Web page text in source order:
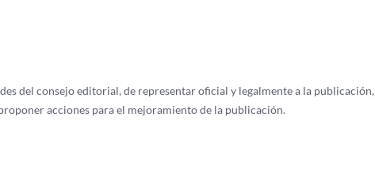
del consejo editorial, de representar oficial y legalmente a la publicación,
acciones para el mejoramiento de la publicación.